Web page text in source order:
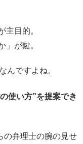
主目的。
」が鍵。
んですよね。
使い方”を提案でき
の弁理士の腕の見せ